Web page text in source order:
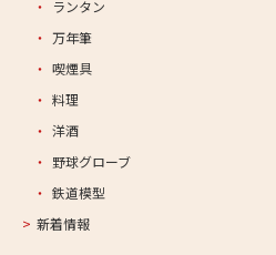
ランタン
万年筆
喫煙具
料理
洋酒
野球グローブ
鉄道模型
新着情報